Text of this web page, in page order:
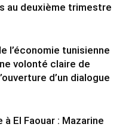
au deuxième trimestre
l’économie tunisienne
volonté claire de
d’un dialogue
à El Faouar : Mazarine